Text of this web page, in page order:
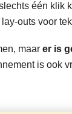
één klik
outs voor
maar er is
is ook